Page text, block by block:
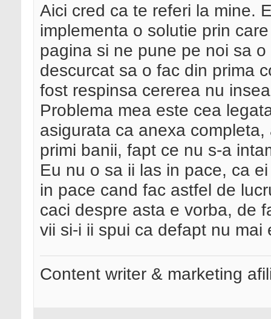
Aici cred ca te referi la mine.
implementa o solutie prin
pagina si ne pune pe noi sa
descurcat sa o fac din prima
fost respinsa cererea nu
Problema mea este cea
asigurata ca anexa
primi banii, fapt ce nu s-a
Eu nu o sa ii las in pace, ca
in pace cand fac astfel de
caci despre asta e vorba, de
vii si-i ii spui ca defapt nu mai
Content writer & marketing